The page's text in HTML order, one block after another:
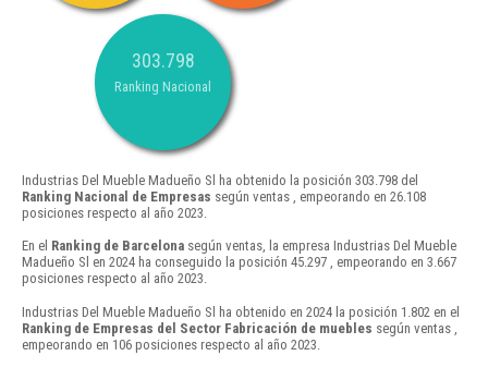
303.798
Ranking Nacional
Industrias Del Mueble Madueño Sl ha obtenido la posición 303.798 del
Ranking Nacional de Empresas según ventas , empeorando en 26.108
posiciones respecto al año 2023.
En el Ranking de Barcelona según ventas, la empresa Industrias Del Mueble
Madueño Sl en 2024 ha conseguido la posición 45.297 , empeorando en 3.667
posiciones respecto al año 2023.
Industrias Del Mueble Madueño Sl ha obtenido en 2024 la posición 1.802 en el
Ranking de Empresas del Sector Fabricación de muebles según ventas ,
empeorando en 106 posiciones respecto al año 2023.